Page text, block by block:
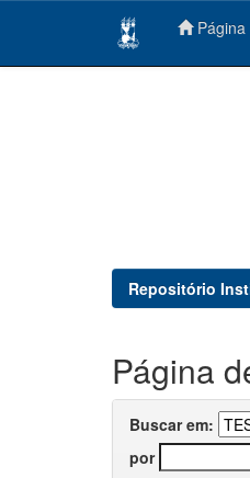
Página
Repositório
Página
Buscar em:
por